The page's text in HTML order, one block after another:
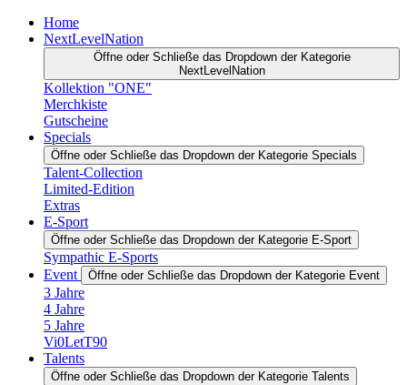
Home
NextLevelNation
Öffne oder Schließe das Dropdown der Kategorie
NextLevelNation
Kollektion "ONE"
Merchkiste
Gutscheine
Specials
Öffne oder Schließe das Dropdown der Kategorie Specials
Talent-Collection
Limited-Edition
Extras
E-Sport
Öffne oder Schließe das Dropdown der Kategorie E-Sport
Sympathic E-Sports
Event
Öffne oder Schließe das Dropdown der Kategorie Event
3 Jahre
4 Jahre
5 Jahre
Vi0LetT90
Talents
Öffne oder Schließe das Dropdown der Kategorie Talents